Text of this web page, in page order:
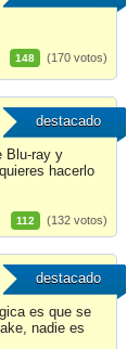
148 (170 votos)
destacado
Blu-ray y
hacerlo
112 (132 votos)
destacado
es que se
nadie es